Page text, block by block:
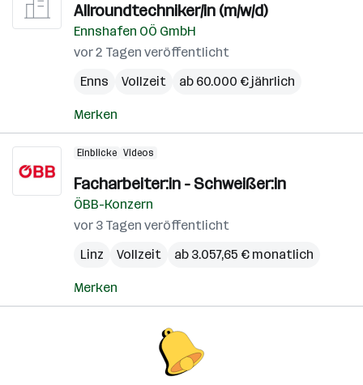
Allroundtechniker/in (m/w/d)
Ennshafen OÖ GmbH
vor 2 Tagen veröffentlicht
Enns
Vollzeit ab 60.000 € jährlich
Merken
Einblicke Videos
Facharbeiter:in - Schweißer:in
ÖBB-Konzern
vor 3 Tagen veröffentlicht
Linz
Vollzeit ab 3.057,65 € monatlich
Merken